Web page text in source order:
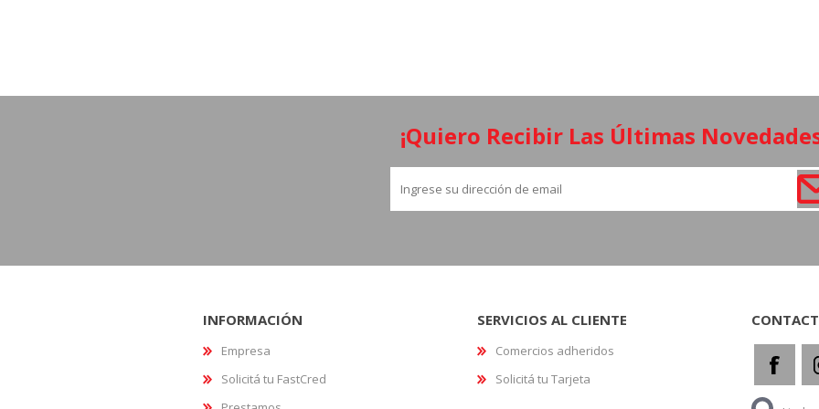
¡Quiero Recibir Las Últimas
INFORMACIÓN
Empresa
Solicitá tu FastCred
SERVICIOS AL CLIENTE
Comercios adheridos
Solicitá tu Tarjeta